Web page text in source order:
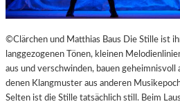
©Clärchen und Matthias Baus Die Stille ist
langgezogenen Tönen, kleinen
aus und verschwinden, bauen geheimnisvoll
denen Klangmuster aus anderen
Selten ist die Stille tatsächlich still. Beim